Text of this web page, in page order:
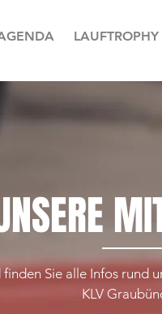
LAUFTROPHY
finden Sie alle Infos rund
KLV